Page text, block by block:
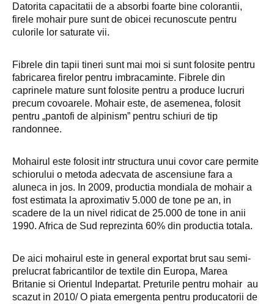
Datorita capacitatii de a absorbi foarte bine colorantii,
firele mohair pure sunt de obicei recunoscute pentru
culorile lor saturate vii.
Fibrele din tapii tineri sunt mai moi si sunt folosite pentru
fabricarea firelor pentru imbracaminte. Fibrele din
caprinele mature sunt folosite pentru a produce lucruri
precum covoarele. Mohair este, de asemenea, folosit
pentru „pantofi de alpinism” pentru schiuri de tip
randonnee.
Mohairul este folosit intr structura unui covor care permite
schiorului o metoda adecvata de ascensiune fara a
aluneca in jos. In 2009, productia mondiala de mohair a
fost estimata la aproximativ 5.000 de tone pe an, in
scadere de la un nivel ridicat de 25.000 de tone in anii
1990. Africa de Sud reprezinta 60% din productia totala.
De aici mohairul este in general exportat brut sau semi-
prelucrat fabricantilor de textile din Europa, Marea
Britanie si Orientul Indepartat. Preturile pentru mohair au
scazut in 2010/ O piata emergenta pentru producatorii de